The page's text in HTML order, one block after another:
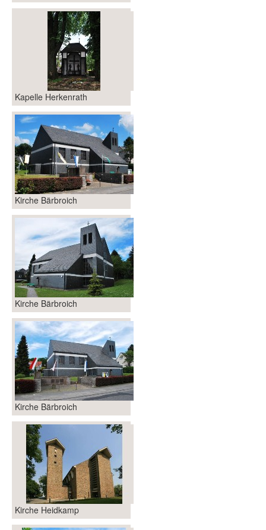
Kapelle Herkenrath
Kirche Bärbroich
Kirche Bärbroich
Kirche Bärbroich
Kirche Heidkamp